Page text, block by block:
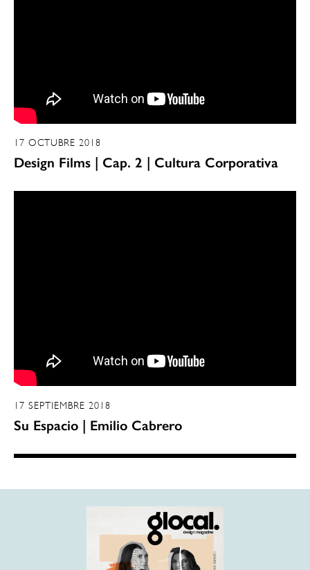
17 OCTUBRE 2018
Design Films | Cap. 2 | Cultura Corporativa
17 SEPTIEMBRE 2018
Su Espacio | Emilio Cabrero